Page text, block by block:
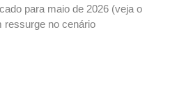
para maio de 2026 (veja o
ressurge no cenário